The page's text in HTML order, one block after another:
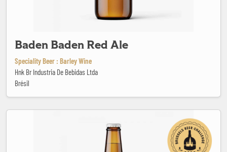
Baden Baden Red Ale
Speciality Beer : Barley Wine
Hnk Br Industria De Bebidas Ltda
Brésil